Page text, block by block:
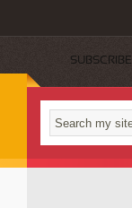
SUBSCRIBE